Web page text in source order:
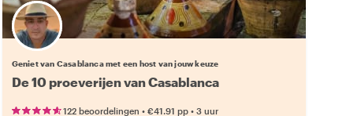
Kies jouw favoriete local
Geniet van Casablanca met een host van jouw keuze
De 10 proeverijen van Casablanca
122 beoordelingen • €41.91 pp• 3 uur